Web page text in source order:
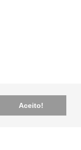
Aceito!